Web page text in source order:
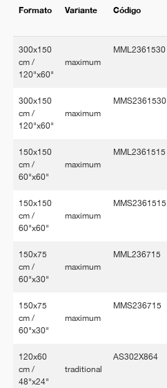
Formato Variante Código
300x150
cm /
120"x60"
maximum
MML2361530
300x150
cm /
120"x60"
maximum
MMS2361530
150x150
cm /
60"x60"
maximum
MML2361515
150x150
cm /
60"x60"
maximum
MMS2361515
150x75
cm /
60"x30"
maximum
MML236715
150x75
cm /
60"x30"
maximum
MMS236715
120x60
cm /
48"x24"
traditional
AS302X864